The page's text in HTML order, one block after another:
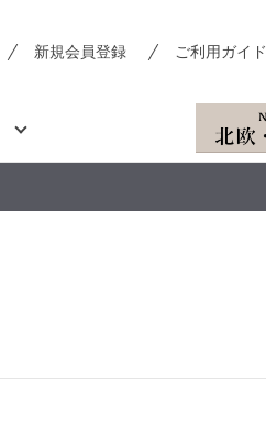
新規会員登録 ご利用ガイド